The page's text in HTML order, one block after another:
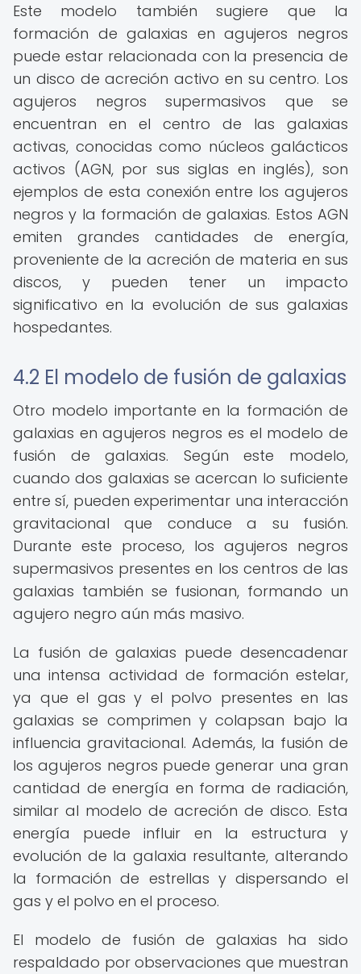
Este modelo también sugiere que la
formación de galaxias en agujeros negros
puede estar relacionada con la presencia de
un disco de acreción activo en su centro. Los
agujeros negros supermasivos que se
encuentran en el centro de las galaxias
activas, conocidas como núcleos galácticos
activos (AGN, por sus siglas en inglés), son
ejemplos de esta conexión entre los agujeros
negros y la formación de galaxias. Estos AGN
emiten grandes cantidades de energía,
proveniente de la acreción de materia en sus
discos, y pueden tener un impacto
significativo en la evolución de sus galaxias
hospedantes.
4.2 El modelo de fusión de galaxias
Otro modelo importante en la formación de
galaxias en agujeros negros es el modelo de
fusión de galaxias. Según este modelo,
cuando dos galaxias se acercan lo suficiente
entre sí, pueden experimentar una interacción
gravitacional que conduce a su fusión.
Durante este proceso, los agujeros negros
supermasivos presentes en los centros de las
galaxias también se fusionan, formando un
agujero negro aún más masivo.
La fusión de galaxias puede desencadenar
una intensa actividad de formación estelar,
ya que el gas y el polvo presentes en las
galaxias se comprimen y colapsan bajo la
influencia gravitacional. Además, la fusión de
los agujeros negros puede generar una gran
cantidad de energía en forma de radiación,
similar al modelo de acreción de disco. Esta
energía puede influir en la estructura y
evolución de la galaxia resultante, alterando
la formación de estrellas y dispersando el
gas y el polvo en el proceso.
El modelo de fusión de galaxias ha sido
respaldado por observaciones que muestran